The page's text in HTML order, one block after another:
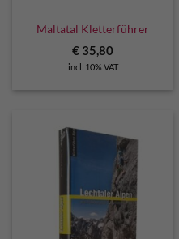
Maltatal Kletterführer
€ 35,80
incl. 10% VAT